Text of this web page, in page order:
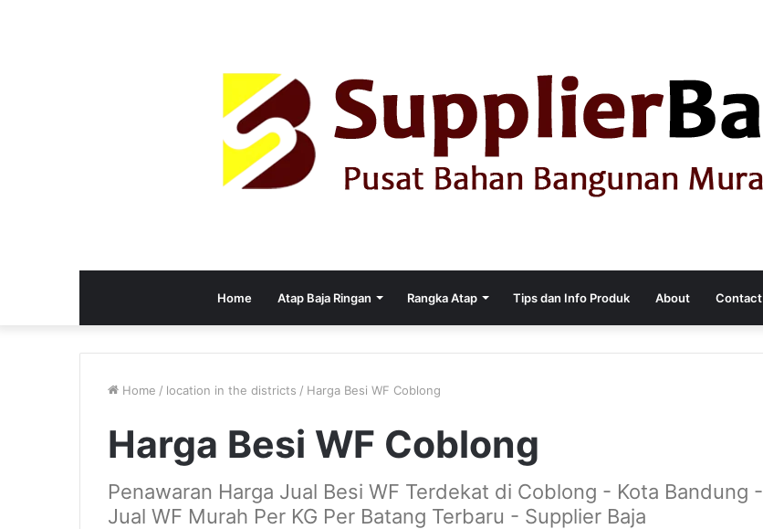
Home Atap Baja Ringan Rangka Atap Tips dan Info Produk About Contact
Home / location in the districts / Harga Besi WF Coblong
Harga Besi WF Coblong
Penawaran Harga Jual Besi WF Terdekat di Coblong - Kota Bandung -
Jual WF Murah Per KG Per Batang Terbaru - Supplier Baja